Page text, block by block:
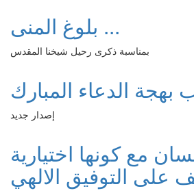
بلوغ المنى ...
بمناسبة ذكرى رحيل شيخنا المقدس
بهجة الدعاء المبارك
إصدار جديد
مع كونها اختيارية
على التوفيق الالهي